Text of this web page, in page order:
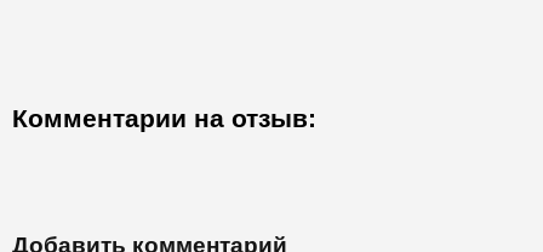
Комментарии на отзыв:
Добавить комментарий